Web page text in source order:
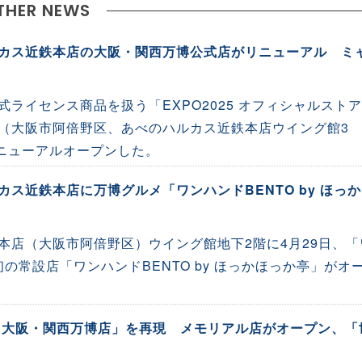
NEWS
ス近鉄本店の大阪・関西万博公式店がリニューアル ミ
ライセンス商品を扱う「EXPO2025 オフィシャルストア
大阪市阿倍野区、あべのハルカス近鉄本店ウイング館3
ーアルオープンした。
ス近鉄本店に万博グルメ「ワンハンドBENTO by ほっ
店（大阪市阿倍野区）ウイング館地下2階に4月29日、「
常設店「ワンハンドBENTO by ほっかほっか亭」がオ
阪・関西万博店」を再現 メモリアル店がオープン、「